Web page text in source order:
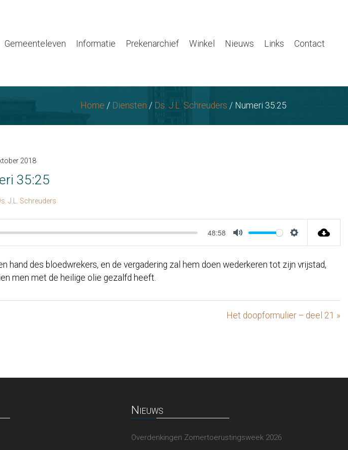
Gemeenteleven Informatie Prekenarchief Winkel Nieuws Links Contact
Home / Diensten / Ds. J.L. Schreuders / Numeri 35:25
2018
35:25
J.L. Schreuders
48:58
Mute Settings
hand des bloedwrekers, en de vergadering zal hem doen wederkeren tot zijn vrijstad,
men met de heilige olie gezalfd heeft.
Het doopformulier – deel 21 »
Nieuws
Overdenkingen Zomertoerustingsweek 2026